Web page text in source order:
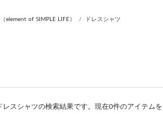
element of SIMPLE LIFE） ドレスシャツ
レスシャツの検索結果です。現在0件のアイテムを